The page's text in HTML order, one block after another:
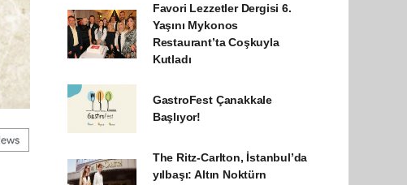
Favori Lezzetler Dergisi 6.
Yaşını Mykonos
Restaurant’ta Coşkuyla
Kutladı
GastroFest Çanakkale
Başlıyor!
The Ritz-Carlton, İstanbul’da
yılbaşı: Altın Noktürn